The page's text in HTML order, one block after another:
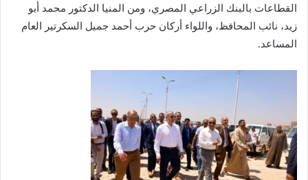
القطاعات بالبنك الزراعي المصري، ومن المنيا الدكتور محمد أبو
زيد، نائب المحافظ، واللواء أركان حرب أحمد جميل السكرتير العام
المساعد.